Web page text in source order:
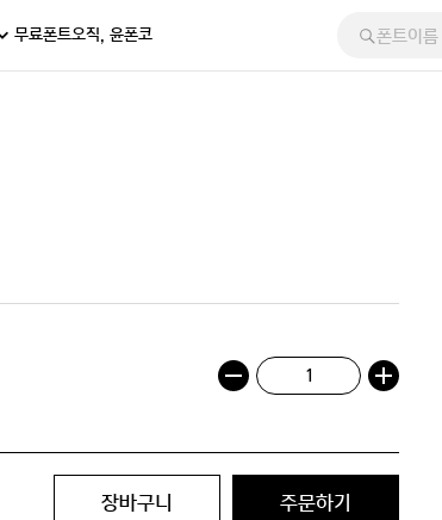
무료폰트오직, 윤폰코
장바구니 주문하기